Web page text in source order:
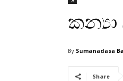
By Sumanadasa
Share